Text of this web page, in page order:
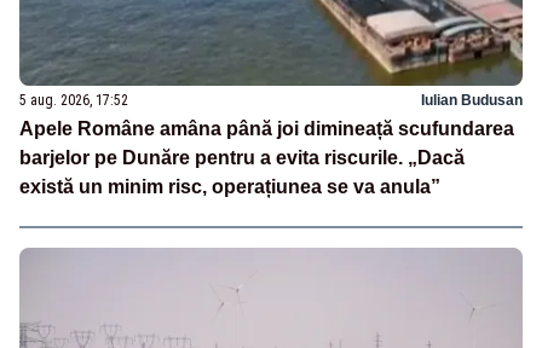
5 aug. 2026, 17:52 Iulian Budusan
Apele Române amâna până joi dimineață scufundarea
barjelor pe Dunăre pentru a evita riscurile. „Dacă
există un minim risc, operațiunea se va anula”